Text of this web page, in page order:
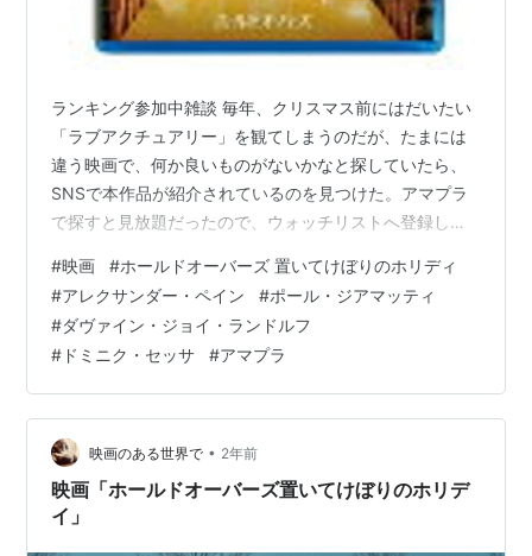
ランキング参加中雑談 毎年、クリスマス前にはだいたい
「ラブアクチュアリー」を観てしまうのだが、たまには
違う映画で、何か良いものがないかなと探していたら、
SNSで本作品が紹介されているのを見つけた。アマプラ
で探すと見放題だったので、ウォッチリストへ登録し、
アレクサンダー・ペイン。出演はポール・ジアマッテ
ィ、ダヴァイン・ジョイ・ランドルフ、ドミニク・セッ
サ他。調べるといまだ映画館で上映もされている今年６
月に公開された133分の映画です。 www.holdovers.jp 以
下、あらすじ。（参照 Filmarks） 1970年冬、ボストン近
郊。全寮…
#映画 #ホールドオーバーズ 置いてけぼりのホリディ
#アレクサンダー・ペイン #ポール・ジアマッティ
#ダヴァイン・ジョイ・ランドルフ
# ドミニク・セッサ #アマプラ
映画のある世界で • 2年前
映画「ホールドオーバーズ置いてけぼりのホリデ
イ」